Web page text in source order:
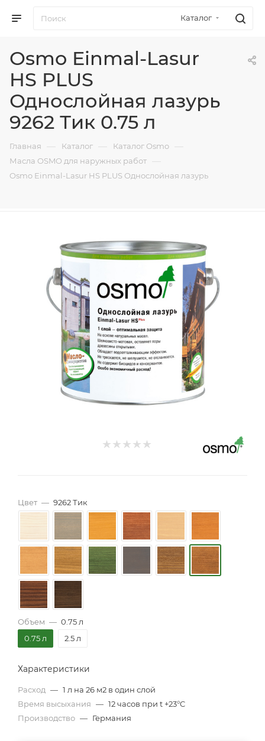
Каталог
Osmo Einmal-Lasur
HS PLUS
Однослойная лазурь
9262 Тик 0.75 л
Главная — Каталог — Каталог Osmo —
Масла OSMO для наружных работ —
Osmo Einmal-Lasur HS PLUS Однослойная лазурь
Цвет — 9262 Тик
Объем — 0.75 л
0.75 л
2.5 л
Характеристики
Расход — 1 л на 26 м2 в один слой
Время высыхания — 12 часов при t +23°C
Производство — Германия